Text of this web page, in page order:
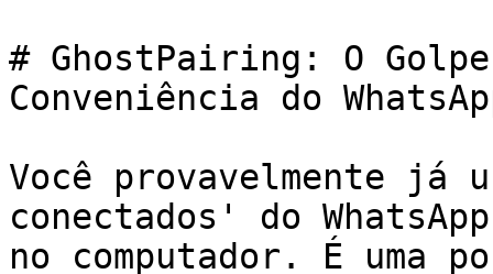
# GhostPairing: O
Conveniência do
Você provavelmente já
conectados' do
no computador. É uma